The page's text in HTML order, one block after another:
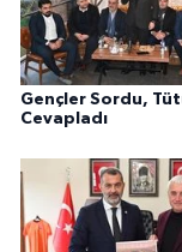
Gençler Sordu,
Cevapladı